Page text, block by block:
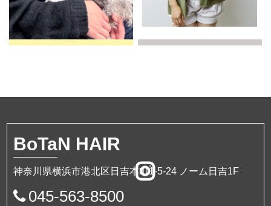
BoTaN HAIR
神奈川県横浜市港北区日吉本町1-5-24 ノーム日吉1F
045-563-8500